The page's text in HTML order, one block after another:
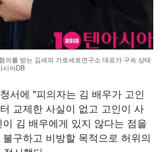
의를 받는 김세의 가로세로연구소 대표가 구속 상태
시아DB
서에 "피의자는 김 배우가 고인
교제한 사실이 없고 고인이 사
김 배우에게 있지 않다는 점을
구하고 비방할 목적으로 허위의